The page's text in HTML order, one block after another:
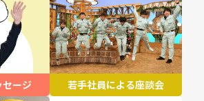
セージ 若手社員による座談会